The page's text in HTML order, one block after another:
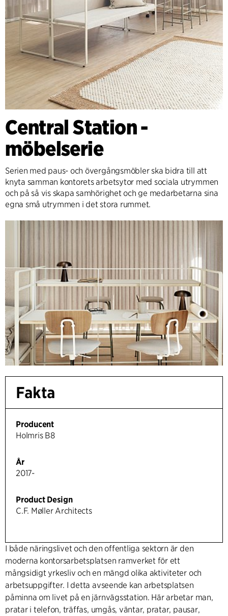
Central Station -
möbelserie
Serien med paus- och övergångsmöbler ska bidra till att
knyta samman kontorets arbetsytor med sociala utrymmen
och på så vis skapa samhörighet och ge medarbetarna sina
egna små utrymmen i det stora rummet.
Fakta
Producent
Holmris B8
År
2017-
Product Design
C.F. Møller Architects
I både näringslivet och den offentliga sektorn är den
moderna kontorsarbetsplatsen ramverket för ett
mångsidigt yrkesliv och en mängd olika aktiviteter och
arbetsuppgifter. I detta avseende kan arbetsplatsen
påminna om livet på en järnvägsstation. Här arbetar man,
pratar i telefon, träffas, umgås, väntar, pratar, pausar,